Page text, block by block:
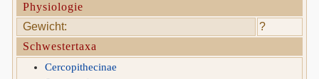
Physiologie
Gewicht:
?
Schwestertaxa
Cercopithecinae